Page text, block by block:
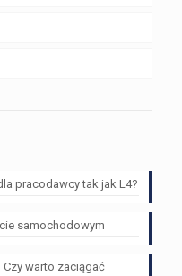
pracodawcy tak jak L4?
samochodowym
warto zaciągać